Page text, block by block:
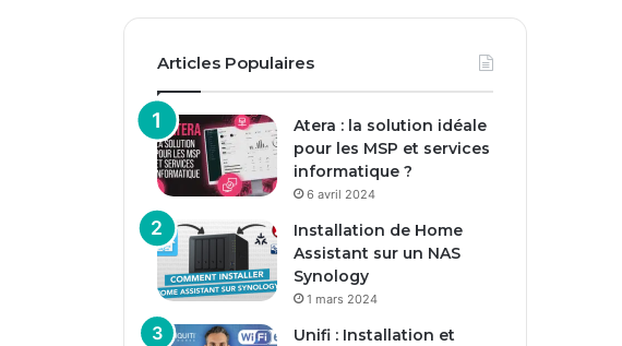
Articles Populaires
Atera : la solution idéale
pour les MSP et services
informatique ?
6 avril 2024
Installation de Home
Assistant sur un NAS
Synology
1 mars 2024
Unifi : Installation et